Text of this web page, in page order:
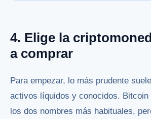
4. Elige la
a comprar
Para empezar, lo más prudente
activos líquidos y conocidos. Bitcoin
los dos nombres más habituales,